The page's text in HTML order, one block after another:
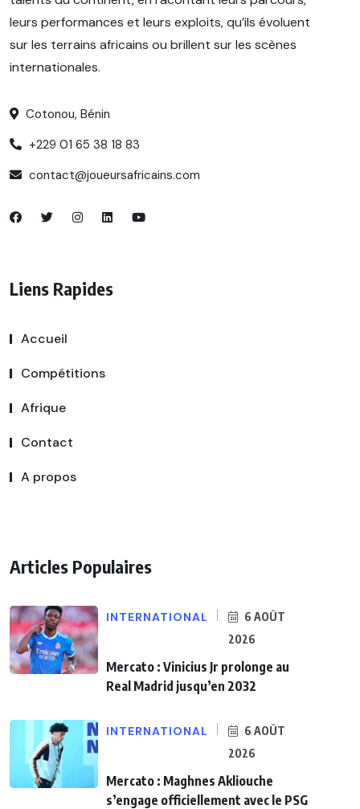
leurs performances et leurs exploits, qu’ils évoluent
sur les terrains africains ou brillent sur les scènes
internationales.
Cotonou, Bénin
+229 01 65 38 18 83
contact@joueursafricains.com
Liens Rapides
Accueil
Compétitions
Afrique
Contact
A propos
Articles Populaires
INTERNATIONAL
6 AOÛT
2026
Mercato : Vinicius Jr prolonge au
Real Madrid jusqu’en 2032
INTERNATIONAL
6 AOÛT
2026
Mercato : Maghnes Akliouche
s’engage officiellement avec le PSG